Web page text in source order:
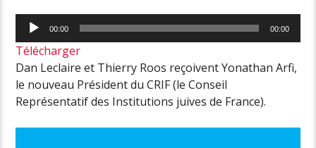
Lecteur
audio
00:00 00:00
Télécharger
Dan Leclaire et Thierry Roos reçoiventYonathan Arfi,
le nouveau Président du CRIF (leConseil
Représentatif des Institutions juives de France).